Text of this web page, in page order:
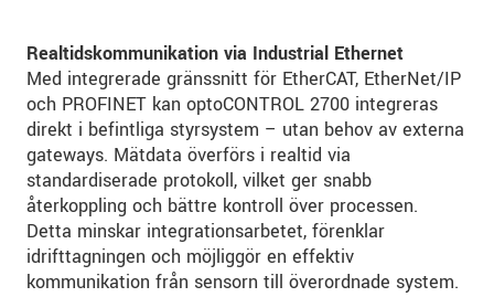
Realtidskommunikation via Industrial Ethernet
Med integrerade gränssnitt för EtherCAT, EtherNet/IP
och PROFINET kan optoCONTROL 2700 integreras
direkt i befintliga styrsystem – utan behov av externa
gateways. Mätdata överförs i realtid via
standardiserade protokoll, vilket ger snabb
återkoppling och bättre kontroll över processen.
Detta minskar integrationsarbetet, förenklar
idrifttagningen och möjliggör en effektiv
kommunikation från sensorn till överordnade system.